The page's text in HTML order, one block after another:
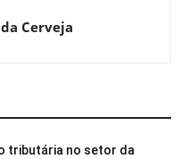
Cerveja
tributária no setor da